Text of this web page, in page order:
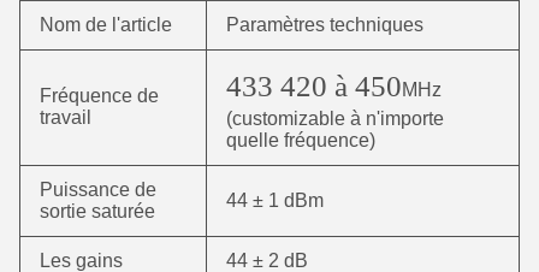
Nom de l'article
Paramètres techniques
Fréquence de
travail
433 420 à 450MHz
(customizable à n'importe
quelle fréquence)
Puissance de
sortie saturée
44 ± 1 dBm
Les gains 44 ± 2 dB